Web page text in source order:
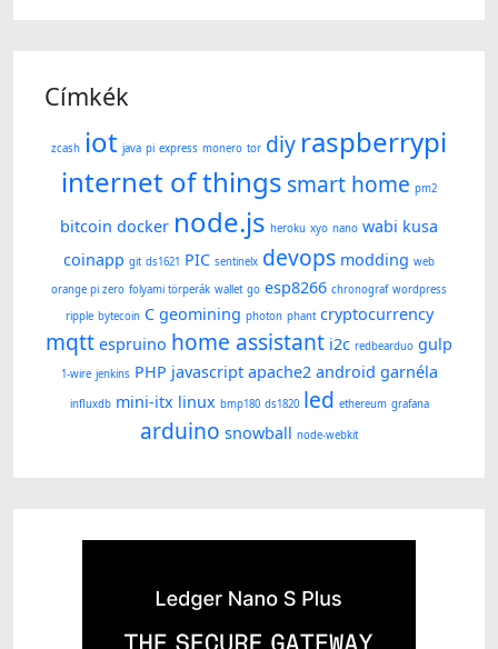
Címkék
zcash iot java pi express monero tor diy raspberrypi
internet of things smart home pm2
bitcoin docker node.js heroku xyo nano wabi kusa
coinapp git ds1621 PIC sentinelx devops modding web
orange pi zero folyami törperák wallet go esp8266 chronograf wordpress
ripple bytecoin C geomining photon phant cryptocurrency
mqtt espruino home assistant i2c redbearduo gulp
1-wire jenkins PHP javascript apache2 android garnéla
influxdb mini-itx linux bmp180 ds1820 led ethereum grafana
arduino snowball node-webkit